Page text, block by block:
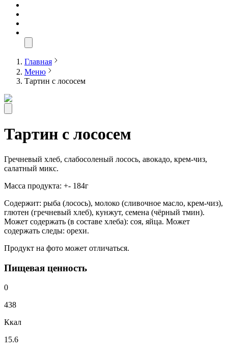
Главная
Меню
Тартин с лососем
Тартин с лососем
Гречневый хлеб, слабосоленый лосось, авокадо, крем-чиз,
салатный микс.
Масса продукта: +- 184г
Содержит: рыба (лосось), молоко (сливочное масло, крем-чиз),
глютен (гречневый хлеб), кунжут, семена (чёрный тмин).
Может содержать (в составе хлеба): соя, яйца. Может
содержать следы: орехи.
Продукт на фото может отличаться.
Пищевая ценность
0
438
Ккал
15.6